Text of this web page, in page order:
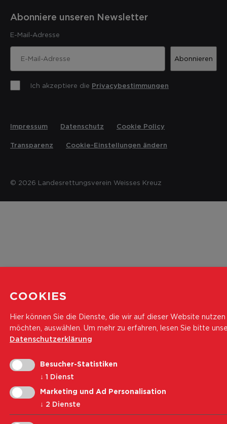
Abonniere unseren Newsletter
E-Mail-Adresse
Abonnieren
Ich akzeptiere die Privacybestimmungen
© 2026 Landesrettungsverein Weisses Kreuz
Impressum Datenschutz Cookie Policy
Transparenz Cookie-Einstellungen ändern
COOKIES
Hier können Sie die Dienste, die wir auf dieser Website nutzen
möchten, auswählen. Um mehr zu erfahren, lesen Sie bitte
Datenschutzerklärung
Besucher-Statistiken
↓ 1 Dienst
Marketing und Ad Personalisation
↓ 2 Dienste